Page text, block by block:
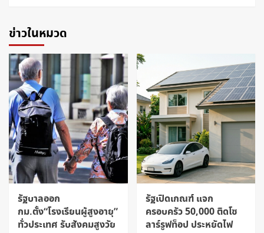
Reading
ข่าวในหมวด
รัฐบาลออก
กม.ตั้ง“โรงเรียนผู้สูงอายุ”
ทั่วประเทศ รับสังคมสูงวัย
รัฐเปิดเกณฑ์ แจก
ครอบครัว 50,000 ติดโซ
ลาร์รูฟท็อป ประหยัดไฟ